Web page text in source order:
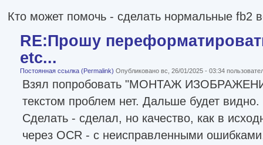
Кто может помочь - сделать нормальные fb2
RE:Прошу
etc...
Постоянная ссылка (Permalink) Опубликовано вс, 26/01/2025 - 03:34
Взял попробовать "МОНТАЖ
текстом проблем нет. Дальше будет видно.
Сделать - сделал, но качество, как в
через OCR - с неисправленными